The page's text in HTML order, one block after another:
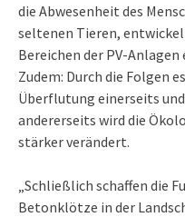
die Abwesenheit des
seltenen Tieren,
Bereichen der PV-
Zudem: Durch die Folgen
Überflutung einerseits
andererseits wird die
stärker verändert.
„Schließlich schaffen die
Betonklötze in der